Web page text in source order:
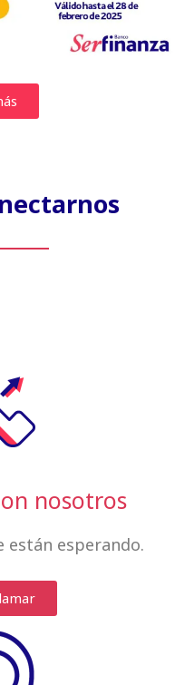
nosotros
están esperando.